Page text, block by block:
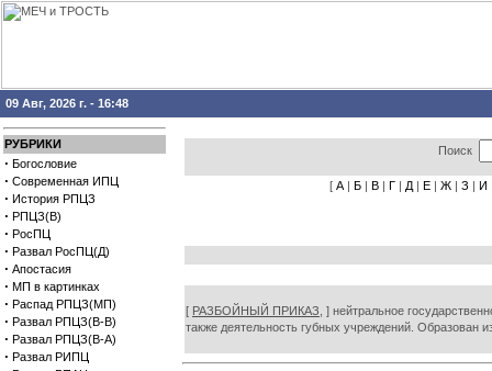
09 Авг, 2026 г. - 16:48
РУБРИКИ
· Богословие
· Современная ИПЦ
· История РПЦЗ
· РПЦЗ(В)
· РосПЦ
· Развал РосПЦ(Д)
· Апостасия
· МП в картинках
· Распад РПЦЗ(МП)
· Развал РПЦЗ(В-В)
· Развал РПЦЗ(В-А)
· Развал РИПЦ
Поиск
[ А | Б | В | Г | Д | Е | Ж | З | И
[ РАЗБОЙНЫЙ ПРИКАЗ, ] нейтральное
также деятельность губных учреждений. Образован